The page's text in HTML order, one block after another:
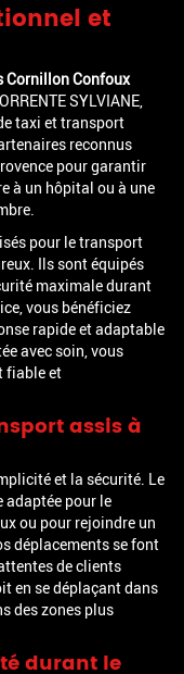
et
Cornillon Confoux
SYLVIANE,
taxi et transport
reconnus
pour garantir
à un hôpital ou à une
pour le transport
Ils sont équipés
maximale durant
vous bénéficiez
rapide et adaptable
avec soin, vous
fiable et
assis à
et la sécurité. Le
adaptée pour le
ou pour rejoindre un
déplacements se font
de clients
en se déplaçant dans
des zones plus
durant le